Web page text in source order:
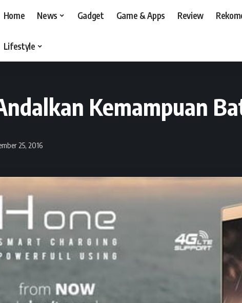
Home News Gadget Game & Apps Review
Lifestyle
Kemampuan
25, 2016